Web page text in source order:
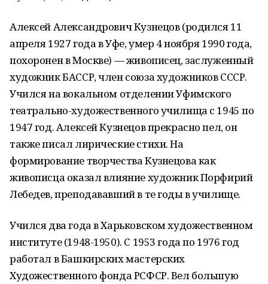
Алексей Александрович Кузнецов (родился 11
апреля 1927 года в Уфе, умер 4 ноября 1990 года,
похоронен в Москве) — живописец, заслуженный
художник БАССР, член союза художников СССР.
Учился на вокальном отделении Уфимского
театрально-художественного училища с 1945 по
1947 год. Алексей Кузнецов прекрасно пел, он
также писал лирические стихи. На
формирование творчества Кузнецова как
живописца оказал влияние художник Порфирий
Лебедев, преподававший в те годы в училище.
Учился два года в Харьковском художественном
институте (1948-1950). С 1953 года по 1976 год
работал в Башкирских мастерских
Художественного фонда РСФСР. Вел большую